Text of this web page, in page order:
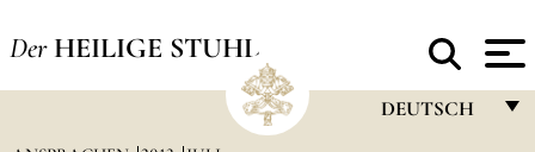
Der HEILIGE STUHL
DEUTSCH